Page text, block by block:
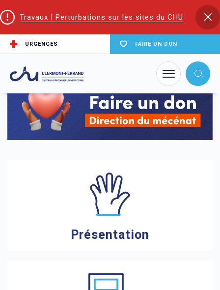
Travaux | Perturbations sur les sites du CHU
URGENCES FAIRE UN DON
Présentation